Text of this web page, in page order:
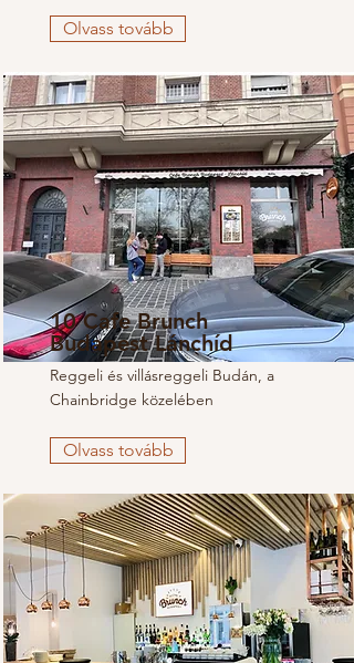
Olvass tovább
10 Cafe Brunch
Budapest Lánchíd
Reggeli és villásreggeli Budán, a
Chainbridge közelében
Olvass tovább